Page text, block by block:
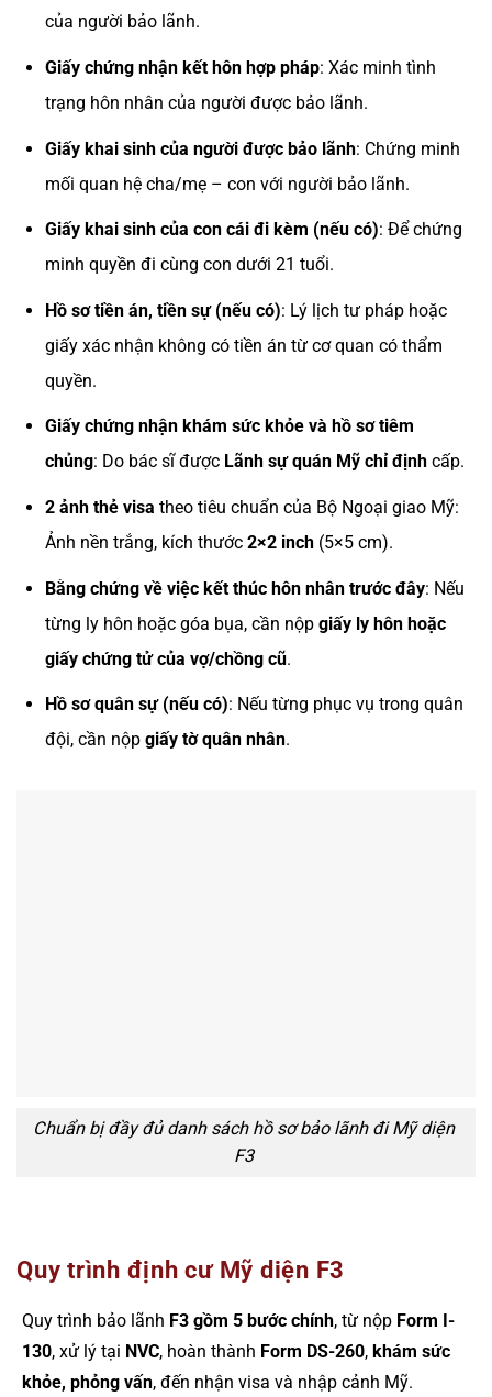
của người bảo lãnh.
Giấy chứng nhận kết hôn hợp pháp: Xác minh tình
trạng hôn nhân của người được bảo lãnh.
Giấy khai sinh của người được bảo lãnh: Chứng minh
mối quan hệ cha/mẹ – con với người bảo lãnh.
Giấy khai sinh của con cái đi kèm (nếu có): Để chứng
minh quyền đi cùng con dưới 21 tuổi.
Hồ sơ tiền án, tiền sự (nếu có): Lý lịch tư pháp hoặc
giấy xác nhận không có tiền án từ cơ quan có thẩm
quyền.
Giấy chứng nhận khám sức khỏe và hồ sơ tiêm
chủng: Do bác sĩ được Lãnh sự quán Mỹ chỉ địnhcấp.
2 ảnh thẻ visa theo tiêu chuẩn của Bộ Ngoại giao Mỹ:
Ảnh nền trắng, kích thước 2×2 inch(5×5 cm).
Bằng chứng về việc kết thúc hôn nhân trước đây: Nếu
từng ly hôn hoặc góa bụa, cần nộp giấy ly hôn hoặc
giấy chứng tử của vợ/chồng cũ.
Hồ sơ quân sự (nếu có): Nếu từng phục vụ trong quân
đội, cần nộp giấy tờ quân nhân.
Chuẩn bị đầy đủ danh sách hồ sơ bảo lãnh đi Mỹ diện
F3
Quy trình định cư Mỹ diện F3
Quy trình bảo lãnh F3 gồm 5 bước chính, từ nộp Form I-
130, xử lý tại NVC, hoàn thành Form DS-260, khám sức
khỏe, phỏng vấn, đến nhận visa và nhập cảnh Mỹ.